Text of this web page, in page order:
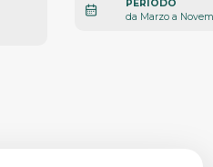
PERIODO
da Marzo a